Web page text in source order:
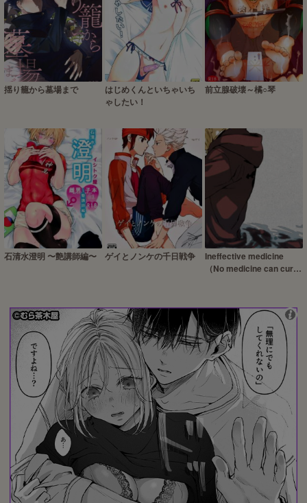
揺り籠から墓場まで
はじめくんといちゃいち
ゃしたい！
前立腺破壊～橘○琴
石清水澄明 〜艶講師編〜 ゲイとノンケの千日戦争
Ineffective medicine
（No medicine can cure